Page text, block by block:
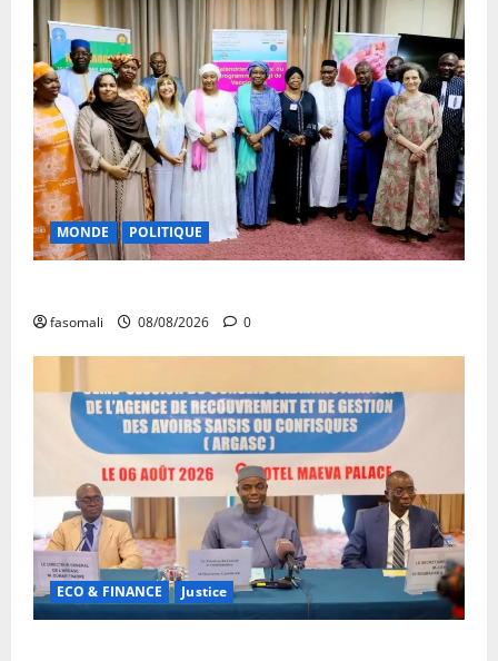
MONDE POLITIQUE
fasomali 08/08/2026 0
ECO & FINANCE Justice